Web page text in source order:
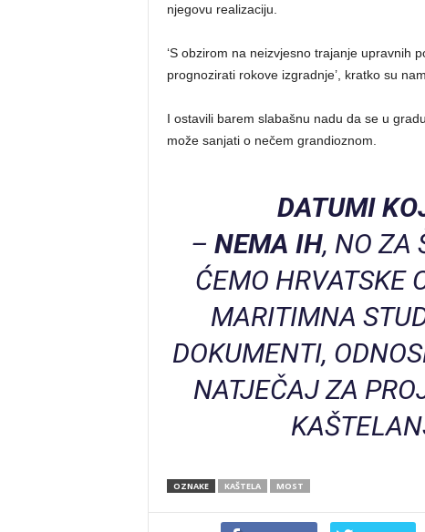
njegovu realizaciju.
‘S obzirom na neizvjesno trajanje upravnih
prognozirati rokove izgradnje’, kratko su
I ostavili barem slabašnu nadu da se u
može sanjati o nečem grandioznom.
DATUMI
– NEMA IH, NO ZA
ĆEMO HRVATSKE
MARITIMNA
DOKUMENTI,
NATJEČAJ ZA
OZNAKE KAŠTELA MOST